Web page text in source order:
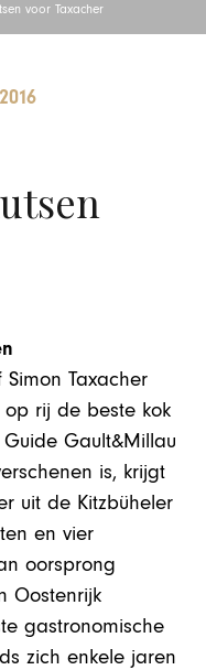
voor Taxacher
Taxacher
rij de beste kok
Gault&Millau
is, krijgt
uit de Kitzbüheler
en vier
oorsprong
Oostenrijk
gastronomische
zich enkele jaren